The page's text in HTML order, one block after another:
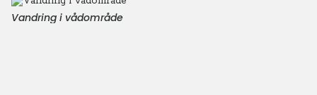
Vandring i vådområde